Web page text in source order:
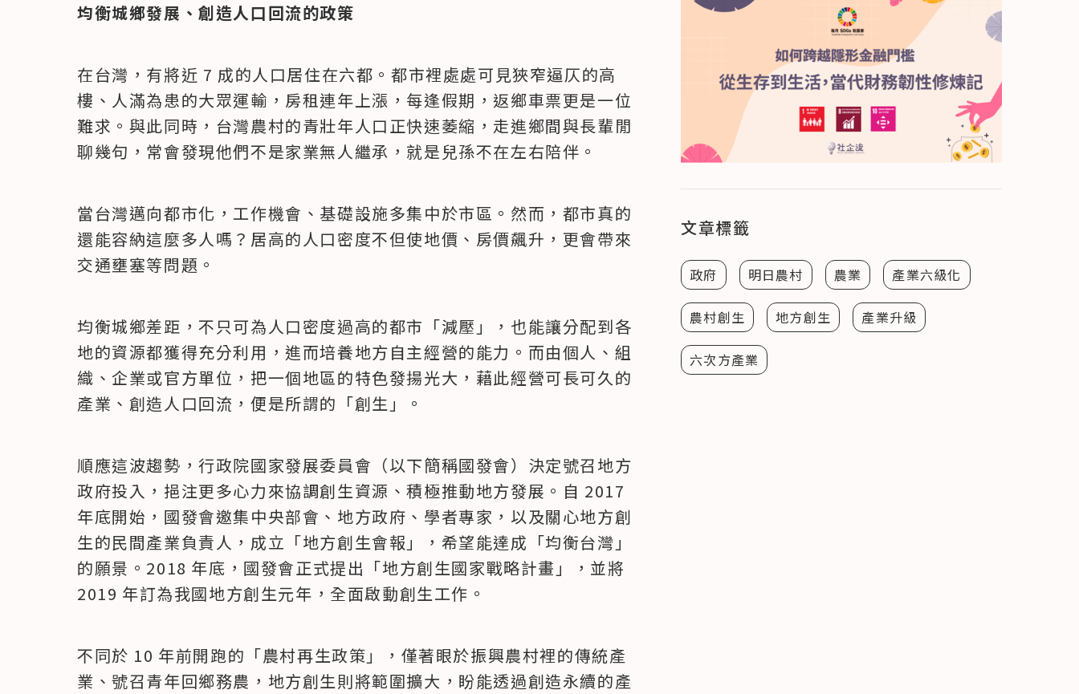
均衡城鄉發展、創造人口回流的政策
在台灣，有將近 7 成的人口居住在六都。都市裡處處可見狹窄逼仄的高
樓、人滿為患的大眾運輸，房租連年上漲，每逢假期，返鄉車票更是一位
難求。與此同時，台灣農村的青壯年人口正快速萎縮，走進鄉間與長輩閒
聊幾句，常會發現他們不是家業無人繼承，就是兒孫不在左右陪伴。
當台灣邁向都市化，工作機會、基礎設施多集中於市區。然而，都市真的
還能容納這麼多人嗎？居高的人口密度不但使地價、房價飆升，更會帶來
交通壅塞等問題。
均衡城鄉差距，不只可為人口密度過高的都市「減壓」，也能讓分配到各
地的資源都獲得充分利用，進而培養地方自主經營的能力。而由個人、組
織、企業或官方單位，把一個地區的特色發揚光大，藉此經營可長可久的
產業、創造人口回流，便是所謂的「創生」。
順應這波趨勢，行政院國家發展委員會（以下簡稱國發會）決定號召地方
政府投入，挹注更多心力來協調創生資源、積極推動地方發展。自 2017
年底開始，國發會邀集中央部會、地方政府、學者專家，以及關心地方創
生的民間產業負責人，成立「地方創生會報」，希望能達成「均衡台灣」
的願景。2018 年底，國發會正式提出「地方創生國家戰略計畫」，並將
2019 年訂為我國地方創生元年，全面啟動創生工作。
不同於 10 年前開跑的「農村再生政策」，僅著眼於振興農村裡的傳統產
業、號召青年回鄉務農，地方創生則將範圍擴大，盼能透過創造永續的產
文章標籤
政府 明日農村 農業 產業六級化
農村創生 地方創生 產業升級
六次方產業